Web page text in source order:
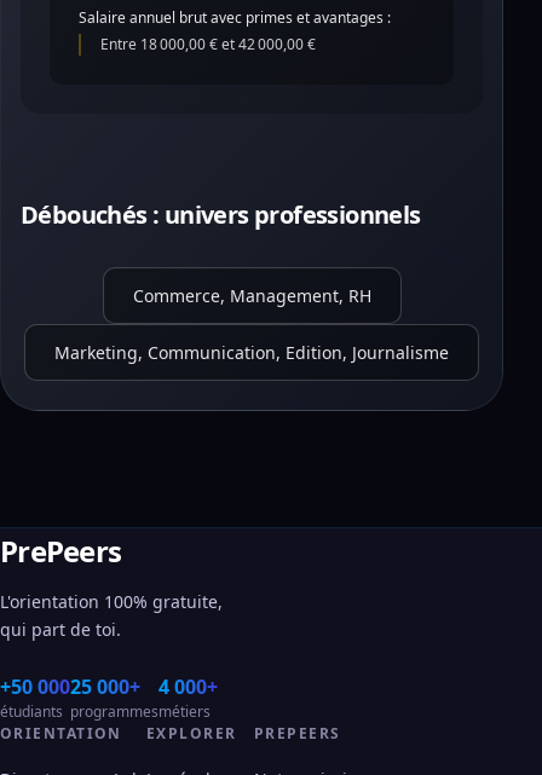
Salaire annuel brut avec primes et avantages :
Entre 18 000,00 € et 42 000,00 €
Débouchés : univers professionnels
Commerce, Management, RH
Marketing, Communication, Edition, Journalisme
PrePeers
L'orientation 100% gratuite,
qui part de toi.
+50 000
étudiants
25 000+
programmes
4 000+
métiers
ORIENTATION
EXPLORER PREPEERS